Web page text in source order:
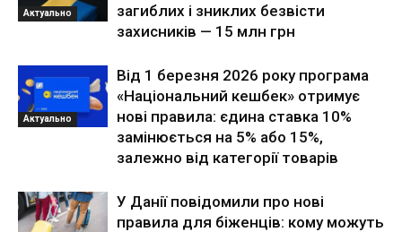
Актуально
загиблих і зниклих безвісти
захисників — 15 млн грн
Актуально
Від 1 березня 2026 року програма
«Національний кешбек» отримує
нові правила: єдина ставка 10%
замінюється на 5% або 15%,
залежно від категорії товарів
У Данії повідомили про нові
правила для біженців: кому можуть